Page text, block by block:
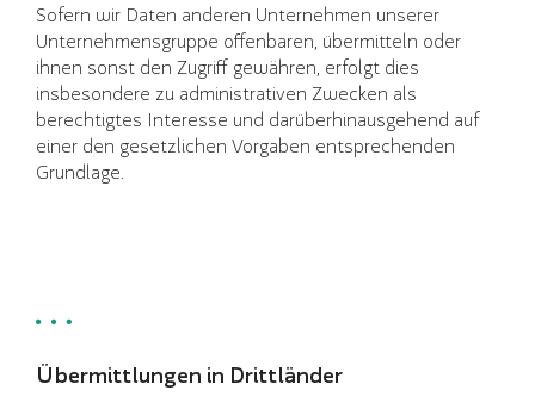
Sofern wir Daten anderen Unternehmen unserer
Unternehmensgruppe offenbaren, übermitteln oder
ihnen sonst den Zugriff gewähren, erfolgt dies
insbesondere zu administrativen Zwecken als
berechtigtes Interesse und darüberhinausgehend auf
einer den gesetzlichen Vorgaben entsprechenden
Grundlage.
Übermittlungen in Drittländer